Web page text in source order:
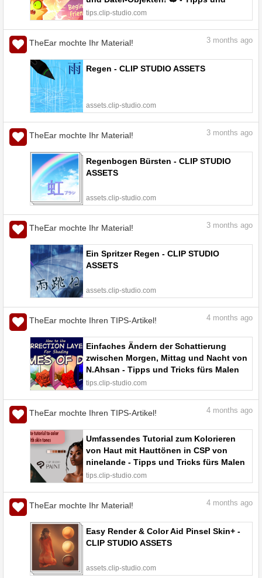
Tricks fürs Malen und Zeichnen | CLIP
STUDIO TIPS
tips.clip-studio.com
TheEar mochte Ihr Material! 3 months ago
Regen - CLIP STUDIO ASSETS
assets.clip-studio.com
TheEar mochte Ihr Material! 3 months ago
Regenbogen Bürsten - CLIP STUDIO
ASSETS
assets.clip-studio.com
TheEar mochte Ihr Material! 3 months ago
Ein Spritzer Regen - CLIP STUDIO
ASSETS
assets.clip-studio.com
TheEar mochte Ihren TIPS-Artikel! 4 months ago
Einfaches Ändern der Schattierung
zwischen Morgen, Mittag und Nacht von
N.Ahsan - Tipps und Tricks fürs Malen
und Zeichnen | CLIP STUDIO TIPS
tips.clip-studio.com
TheEar mochte Ihren TIPS-Artikel! 4 months ago
Umfassendes Tutorial zum Kolorieren
von Haut mit Hauttönen in CSP von
ninelande - Tipps und Tricks fürs Malen
und Zeichnen | CLIP STUDIO TIPS
tips.clip-studio.com
TheEar mochte Ihr Material! 4 months ago
Easy Render & Color Aid Pinsel Skin+ -
CLIP STUDIO ASSETS
assets.clip-studio.com